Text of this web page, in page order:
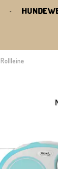
Rollleine